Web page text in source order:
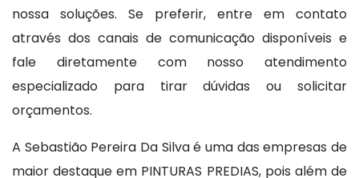
nossa soluções. Se preferir, entre em contato
através dos canais de comunicação disponíveis e
fale diretamente com nosso atendimento
especializado para tirar dúvidas ou solicitar
orçamentos.
A Sebastião Pereira Da Silva é uma das empresas de
maior destaque em PINTURAS PREDIAS, pois além de